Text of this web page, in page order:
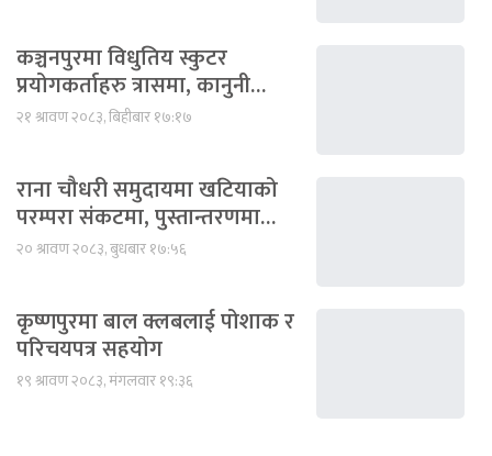
कञ्चनपुरमा विधुतिय स्कुटर
प्रयोगकर्ताहरु त्रासमा, कानुनी…
२१ श्रावण २०८३, बिहीबार १७:१७
राना चौधरी समुदायमा खटियाको
परम्परा संकटमा, पुस्तान्तरणमा…
२० श्रावण २०८३, बुधबार १७:५६
कृष्णपुरमा बाल क्लबलाई पोशाक र
परिचयपत्र सहयोग
१९ श्रावण २०८३, मंगलवार १९:३६